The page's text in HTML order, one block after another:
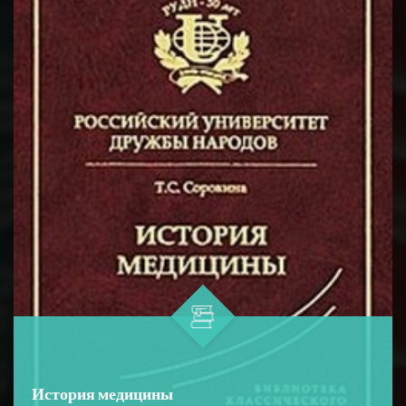
возбуждения в нервных волокна...
История медицины